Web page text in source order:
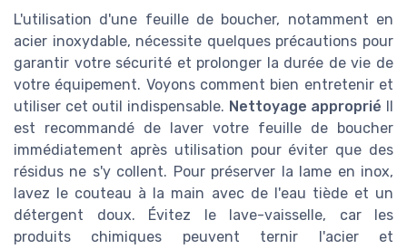
L'utilisation d'une feuille de boucher, notamment en
acier inoxydable, nécessite quelques précautions pour
garantir votre sécurité et prolonger la durée de vie de
votre équipement. Voyons comment bien entretenir et
utiliser cet outil indispensable. Nettoyage approprié
est recommandé de laver votre feuille de boucher
immédiatement après utilisation pour éviter que des
résidus ne s'y collent. Pour préserver la lame en inox,
lavez le couteau à la main avec de l'eau tiède et un
détergent doux. Évitez le lave-vaisselle, car les
produits chimiques peuvent ternir l'acier et